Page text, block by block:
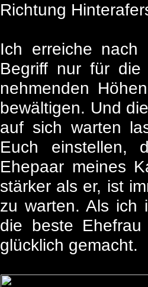
Richtung
Ich erreiche nach
Begriff nur für
nehmenden
bewältigen. Und
auf sich warten
Euch einstellen,
Ehepaar meines
stärker als er, ist
zu warten. Als ich
die beste
glücklich gemacht.